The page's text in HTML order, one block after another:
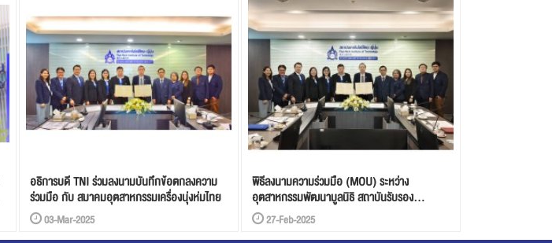
อธิการบดี TNI ร่วมลงนามบันทึกข้อตกลงความ
ร่วมมือ กับ สมาคมอุตสาหกรรมเครื่องนุ่งห่มไทย
03-Mar-2025
พิธีลงนามความร่วมมือ (MOU) ระหว่าง
อุตสาหกรรมพัฒนามูลนิธิ สถาบันรับรอง
มาตรฐานไอเอสโอ (MASCI) และสถาบันเทคโนโลยี
ไทย-ญี่ปุ่น
27-Feb-2025